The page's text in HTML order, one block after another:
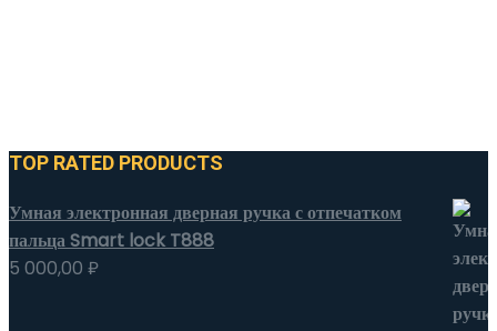
TOP RATED PRODUCTS
Умная электронная дверная ручка с отпечатком
пальца Smart lock T888
5 000,00 ₽